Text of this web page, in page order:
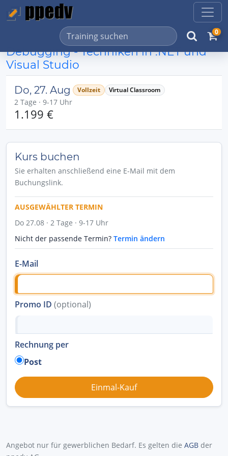
0
Debugging - Techniken in .NET und
Visual Studio
Do, 27. Aug Vollzeit Virtual Classroom
2 Tage · 9-17 Uhr
1.199 €
Kurs buchen
Sie erhalten anschließend eine E-Mail mit dem
Buchungslink.
AUSGEWÄHLTER TERMIN
Do 27.08 · 2 Tage · 9-17 Uhr
Nicht der passende Termin? Termin ändern
E-Mail
Promo ID (optional)
Rechnung per
Post
Angebot nur für gewerblichen Bedarf. Es gelten die AGB der